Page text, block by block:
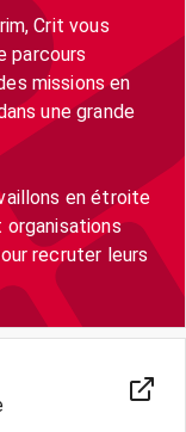
Crit vous
parcours
missions en
une grande
en étroite
recruter leurs